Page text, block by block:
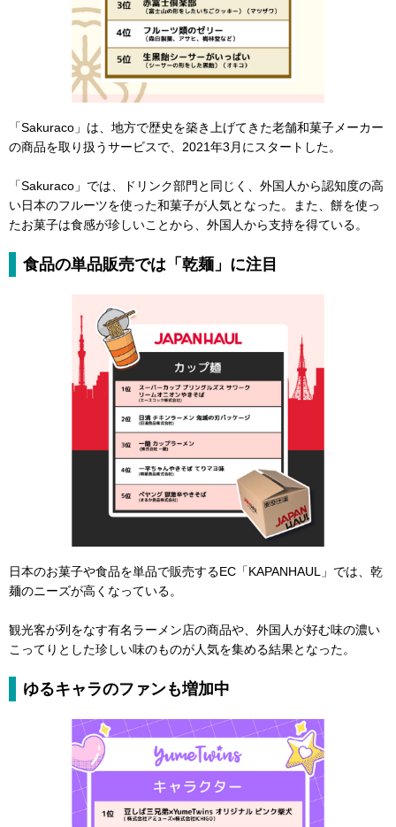
「Sakuraco」は、地方で歴史を築き上げてきた老舗和菓子メーカー
の商品を取り扱うサービスで、2021年3月にスタートした。
「Sakuraco」では、ドリンク部門と同じく、外国人から認知度の高
い日本のフルーツを使った和菓子が人気となった。また、餅を使っ
たお菓子は食感が珍しいことから、外国人から支持を得ている。
食品の単品販売では「乾麺」に注目
日本のお菓子や食品を単品で販売するEC「KAPANHAUL」では、乾
麺のニーズが高くなっている。
観光客が列をなす有名ラーメン店の商品や、外国人が好む味の濃い
こってりとした珍しい味のものが人気を集める結果となった。
ゆるキャラのファンも増加中